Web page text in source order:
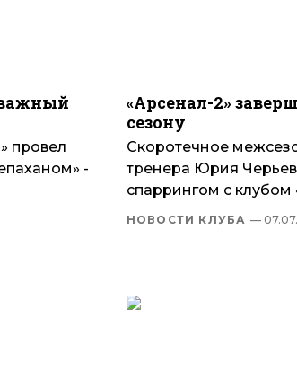
провел
-
«Арсенал-2»
сезону
Скоротечное
тренера Юрия
спаррингом с клубом
НОВОСТИ КЛУБА —